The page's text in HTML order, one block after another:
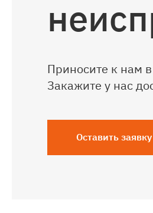
Приносите к нам
Закажите у нас
Оставить